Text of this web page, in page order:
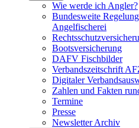
Wie werde ich Angler?
Bundesweite
Angelfischerei
Bootsversicherung
DAFV Fischbilder
Verbandszeitschrift
Digitaler
Zahlen und Fakten
Termine
Presse
Newsletter Archiv